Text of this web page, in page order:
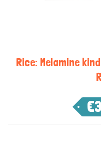
Rice: Melamine
€